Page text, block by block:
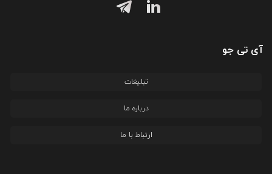
آی تی جو
تبلیغات
درباره ما
ارتباط با ما